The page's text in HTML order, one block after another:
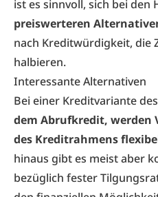
ist es sinnvoll, sich bei den
preiswerteren
nach Kreditwürdigkeit, die
halbieren.
Interessante Alternativen
Bei einer Kreditvariante
dem Abrufkredit, werden
des Kreditrahmens
hinaus gibt es meist aber
bezüglich fester